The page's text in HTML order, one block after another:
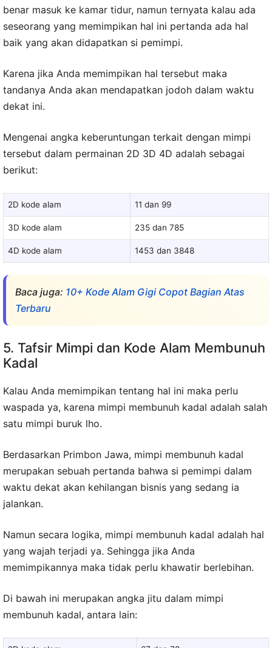
benar masuk ke kamar tidur, namun ternyata kalau ada
seseorang yang memimpikan hal ini pertanda ada hal
baik yang akan didapatkan si pemimpi.
Karena jika Anda memimpikan hal tersebut maka
tandanya Anda akan mendapatkan jodoh dalam waktu
dekat ini.
Mengenai angka keberuntungan terkait dengan mimpi
tersebut dalam permainan 2D 3D 4D adalah sebagai
berikut:
2D kode alam 11 dan 99
3D kode alam 235 dan 785
4D kode alam 1453 dan 3848
Baca juga: 10+ Kode Alam Gigi Copot Bagian Atas
Terbaru
5. Tafsir Mimpi dan Kode Alam Membunuh
Kadal
Kalau Anda memimpikan tentang hal ini maka perlu
waspada ya, karena mimpi membunuh kadal adalah salah
satu mimpi buruk lho.
Berdasarkan Primbon Jawa, mimpi membunuh kadal
merupakan sebuah pertanda bahwa si pemimpi dalam
waktu dekat akan kehilangan bisnis yang sedang ia
jalankan.
Namun secara logika, mimpi membunuh kadal adalah hal
yang wajah terjadi ya. Sehingga jika Anda
memimpikannya maka tidak perlu khawatir berlebihan.
Di bawah ini merupakan angka jitu dalam mimpi
membunuh kadal, antara lain: